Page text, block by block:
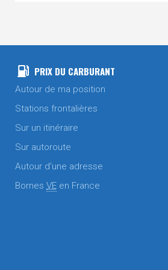
PRIX DU CARBURANT
Autour de ma position
Stations frontalières
Sur un itinéraire
Sur autoroute
Autour d'une adresse
Bornes VE en France